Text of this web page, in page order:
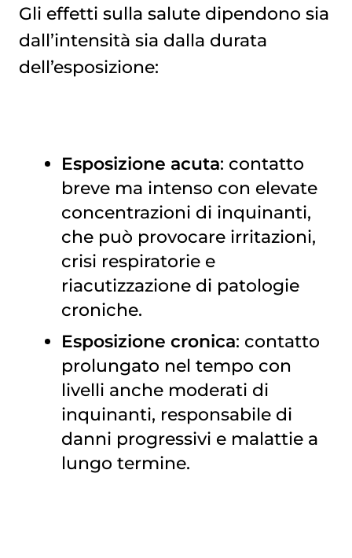
Gli effetti sulla salute dipendono sia
dall’intensità sia dalla durata
dell’esposizione:
Esposizione acuta: contatto
breve ma intenso con elevate
concentrazioni di inquinanti,
che può provocare irritazioni,
crisi respiratorie e
riacutizzazione di patologie
croniche.
Esposizione cronica: contatto
prolungato nel tempo con
livelli anche moderati di
inquinanti, responsabile di
danni progressivi e malattie a
lungo termine.